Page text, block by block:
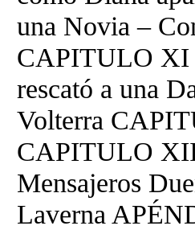
una Novia –
CAPITULO XI
rescató a una
Volterra
CAPITULO
Mensajeros
Laverna